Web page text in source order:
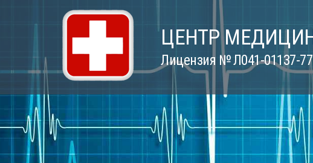
ЦЕНТР
Лицензия № Л041-01137-77